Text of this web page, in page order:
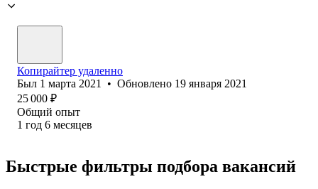
Копирайтер удаленно
Был 1 марта 2021 • Обновлено 19 января 2021
25 000 ₽
Общий опыт
1 год 6 месяцев
Быстрые фильтры подбора вакансий